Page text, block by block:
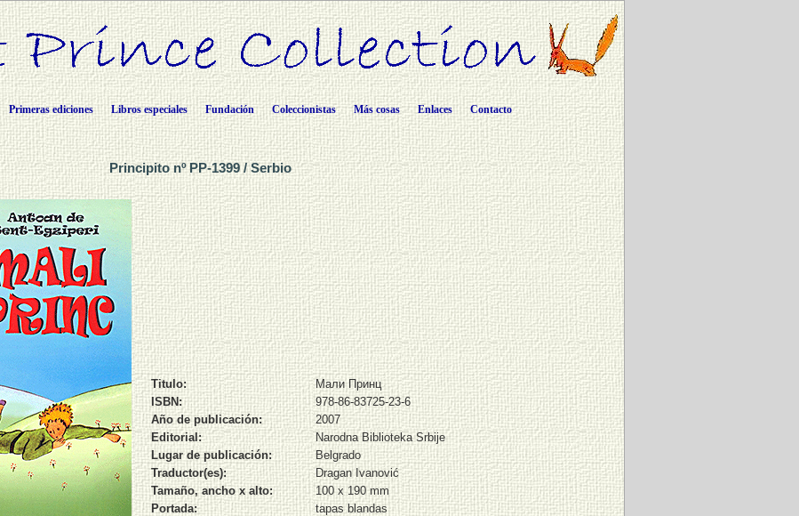
Primeras ediciones Libros especiales Fundación Coleccionistas Más cosas Enlaces Contacto
Principito nº PP-1399 / Serbio
Titulo:
Мали Принц
ISBN:
978-86-83725-23-6
Año de publicación:
2007
Editorial:
Narodna Biblioteka Srbije
Lugar de publicación:
Belgrado
Traductor(es):
Dragan Ivanović
Tamaño, ancho x alto:
100 x 190 mm
Portada:
tapas blandas